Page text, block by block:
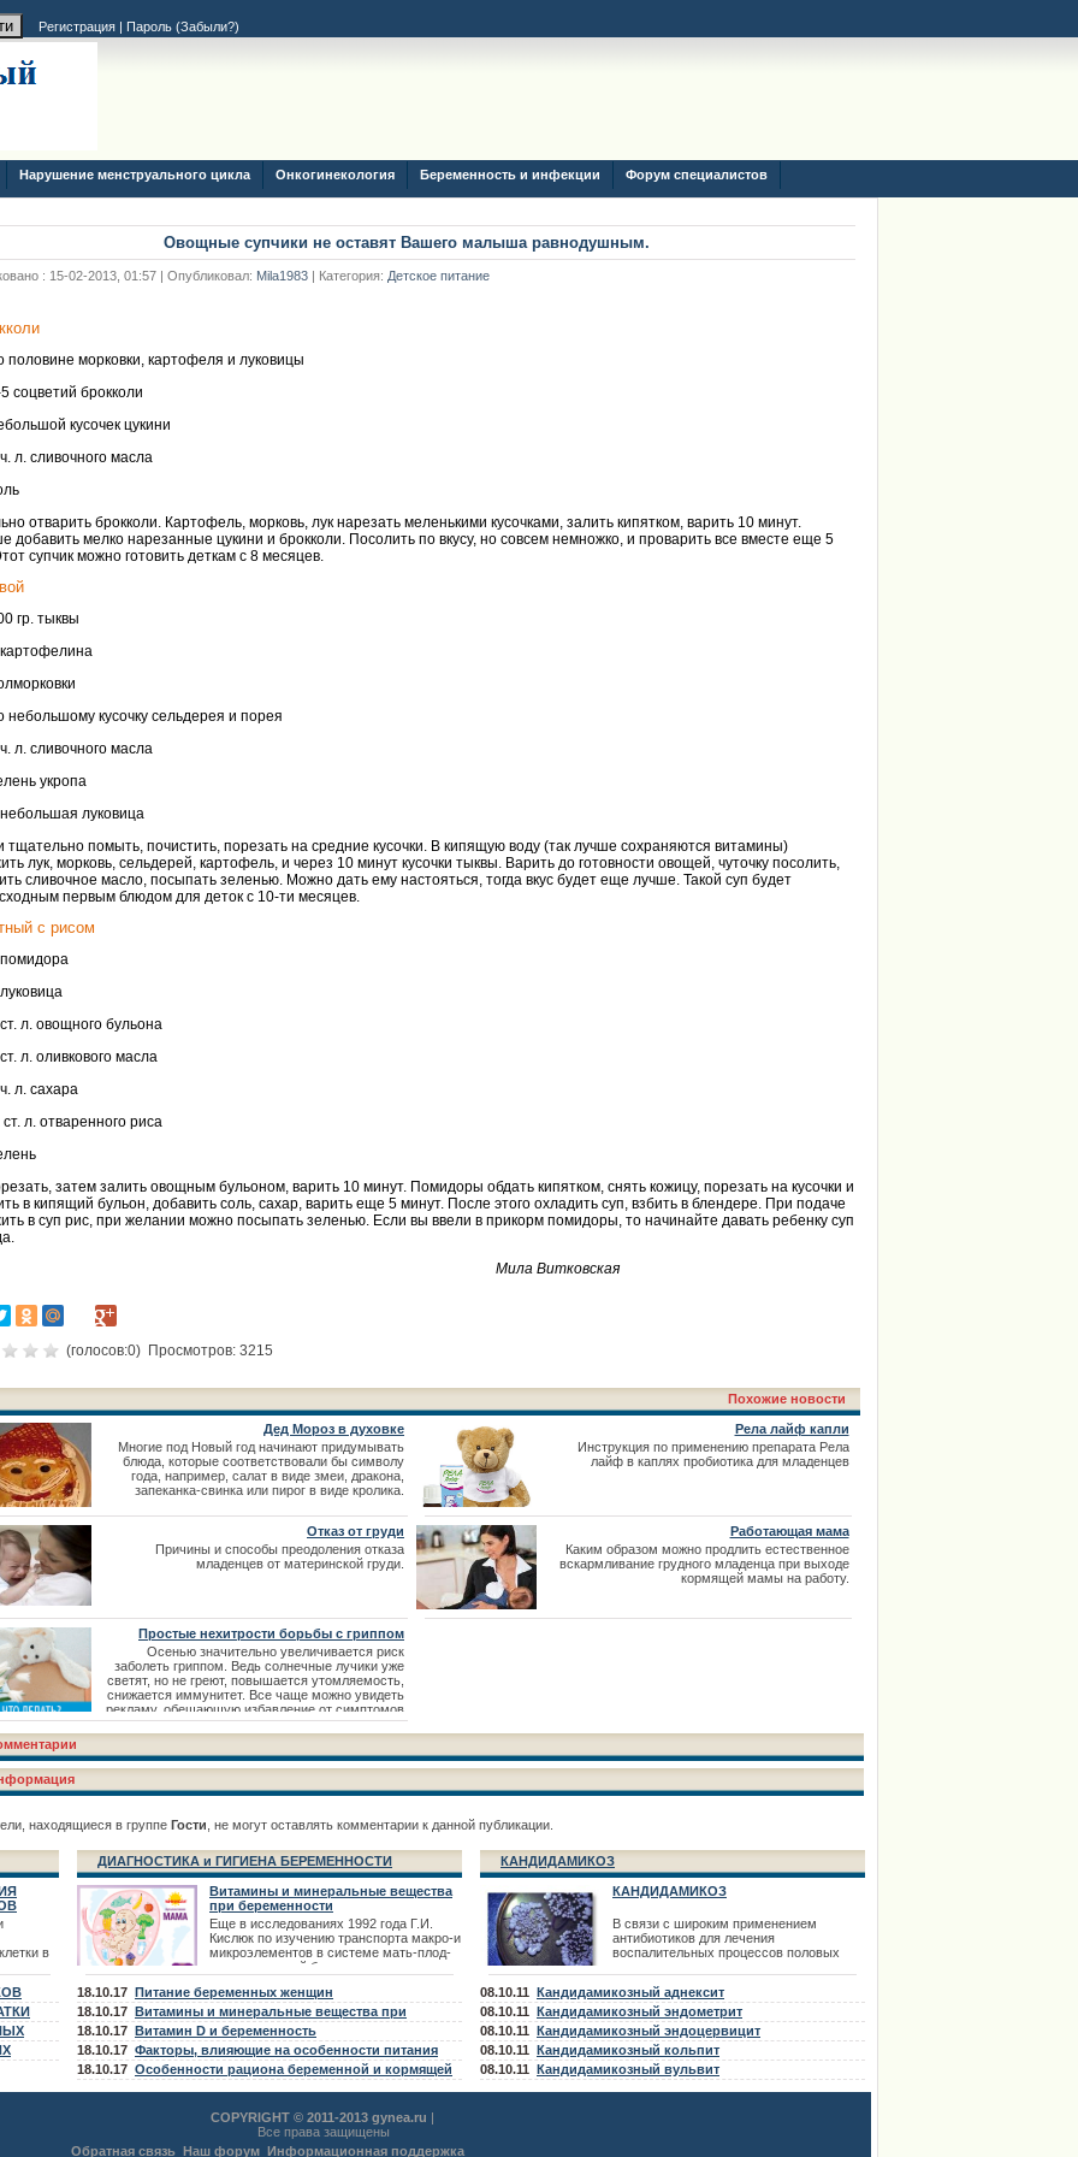
Регистрация | Пароль (Забыли?)
Нарушение менструального цикла Онкогинекология Беременность и инфекции Форум специалистов
Овощные супчики не оставят Вашего малыша равнодушным.
: 15-02-2013, 01:57 | Опубликовал: Mila1983 | Категория: Детское питание
половине морковки, картофеля и луковицы
соцветий брокколи
кусочек цукини
л. сливочного масла
отварить брокколи. Картофель, морковь, лук нарезать меленькими кусочками, залить кипятком, варить 10 минут.
добавить мелко нарезанные цукини и брокколи. Посолить по вкусу, но совсем немножко, и проварить все вместе еще 5
супчик можно готовить деткам с 8 месяцев.
гр. тыквы
небольшому кусочку сельдерея и порея
л. сливочного масла
укропа
луковица
помыть, почистить, порезать на средние кусочки. В кипящую воду (так лучше сохраняются витамины)
лук, морковь, сельдерей, картофель, и через 10 минут кусочки тыквы. Варить до готовности овощей, чуточку посолить,
сливочное масло, посыпать зеленью. Можно дать ему настояться, тогда вкус будет еще лучше. Такой суп будет
первым блюдом для деток с 10-ти месяцев.
с рисом
л. овощного бульона
л. оливкового масла
л. сахара
ст. л. отваренного риса
затем залить овощным бульоном, варить 10 минут. Помидоры обдать кипятком, снять кожицу, порезать на кусочки и
в кипящий бульон, добавить соль, сахар, варить еще 5 минут. После этого охладить суп, взбить в блендере. При подаче
в суп рис, при желании можно посыпать зеленью. Если вы ввели в прикорм помидоры, то начинайте давать ребенку суп
Мила Витковская
(голосов:0) Просмотров: 3215
Похожие новости
Дед Мороз в духовке
Многие под Новый год начинают придумывать
блюда, которые соответствовали бы символу
года, например, салат в виде змеи, дракона,
запеканка-свинка или пирог в виде кролика.
Рела лайф капли
Инструкция по применению препарата Рела
лайф в каплях пробиотика для младенцев
Отказ от груди
Причины и способы преодоления отказа
младенцев от материнской груди.
Работающая мама
Каким образом можно продлить естественное
вскармливание грудного младенца при выходе
кормящей мамы на работу.
Простые нехитрости борьбы с гриппом
Осенью значительно увеличивается риск
заболеть гриппом. Ведь солнечные лучики уже
светят, но не греют, повышается утомляемость,
снижается иммунитет. Все чаще можно увидеть
рекламу, обещающую избавление от симптомов
коварного ОРЗ всего за 2 приема таблеток или
ложки определенной микстуры… Это просто не
возможно. Нет абсолютно безопасных и столь
эффективных средств от, казалось бы, баналь
находящиеся в группе Гости , не могут оставлять комментарии к данной публикации.
в
К
ДИАГНОСТИКА и ГИГИЕНА БЕРЕМЕННОСТИ
Витамины и минеральные вещества
при беременности
Еще в исследованиях 1992 года Г.И.
Кислюк по изучению транспорта макро-и
микроэлементов в системе мать-плод-
новорожденный были выявлены -
18.10.17 Питание беременных женщин
18.10.17 Витамины и минеральные вещества при
планировании беременности
18.10.17 Витамин D и беременность
18.10.17 Факторы, влияющие на особенности питания
беременной и кормящей женщины
18.10.17 Особенности рациона беременной и кормящей
КАНДИДАМИКОЗ
КАНДИДАМИКОЗ
В связи с широким применением
антибиотиков для лечения
воспалительных процессов половых
половых органов. Кандидамикоз может
быть первичным заболеванием и как
осложнение антибиотикотерапии.
Кандидамикоз (кандидоз, молочница)
вызывается дрожжеподобными грибами
р
08.10.11 Кандидамикозный аднексит
08.10.11 Кандидамикозный эндометрит
08.10.11 Кандидамикозный эндоцервицит
08.10.11 Кандидамикозный кольпит
08.10.11 Кандидамикозный вульвит
COPYRIGHT © 2011-2013 gynea.ru |
Все права защищены
Обратная связь Наш форум Информационная поддержка